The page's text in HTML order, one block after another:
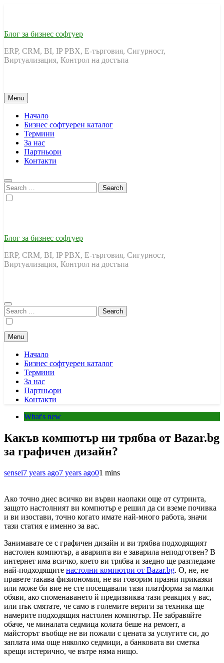
Блог за бизнес софтуер
ERP, CRM, BI, IP PBX, Е-търговия, Сигурност,
Виртуализация, Контрол на достъпа
Menu
Начало
Бизнес софтуерен каталог
Термини
За нас
Партньори
Контакти
Search
for:
Блог за бизнес софтуер
ERP, CRM, BI, IP PBX, Е-търговия, Сигурност,
Виртуализация, Контрол на достъпа
Search
for:
Menu
Начало
Бизнес софтуерен каталог
Термини
За нас
Партньори
Контакти
What's new
Какъв компютър ни трябва от Bazar.bg
за графичен дизайн?
sensei7 years ago7 years ago01 mins
Ако точно днес всичко ви върви наопаки още от сутринта,
защото настолният ви компютър е решил да си вземе почивка
и ви изостави, точно когато имате най-много работа, значи
тази статия е именно за вас.
Занимавате се с графичен дизайн и ви трябва подходящият
настолен компютър, а аварията ви е заварила неподготвен? В
интернет има всичко, което ви трябва и заедно ще разгледаме
най-подходящите настолни компютри от Bazar.bg. О, не, не
правете такава физиономия, не ви говорим празни приказки
или може би вие не сте посещавали тази платформа за малки
обяви, ако споменаването й предизвиква тази реакция у вас,
или пък смятате, че само в големите вериги за техника ще
намерите подходящия настолен компютър. Не забравяйте
обаче, че миналата седмица колата беше на ремонт, а
майсторът въобще не ви пожали с цената за услугите си, до
заплата има още няколко седмици, а банковата ви сметка
крещи истерично, че вътре няма нищо.